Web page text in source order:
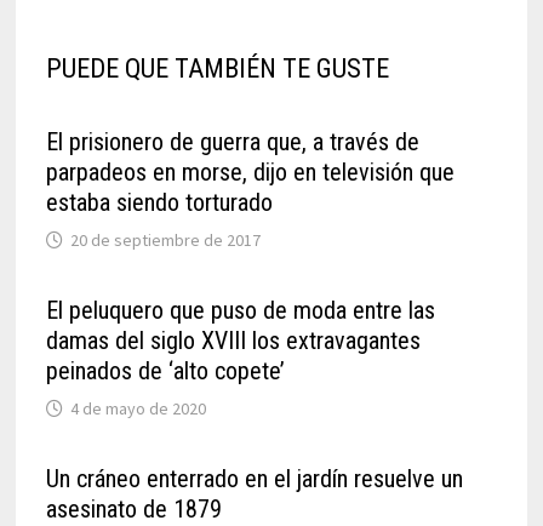
PUEDE QUE TAMBIÉN TE GUSTE
El prisionero de guerra que, a través de
parpadeos en morse, dijo en televisión que
estaba siendo torturado
20 de septiembre de 2017
El peluquero que puso de moda entre las
damas del siglo XVIII los extravagantes
peinados de ‘alto copete’
4 de mayo de 2020
Un cráneo enterrado en el jardín resuelve un
asesinato de 1879